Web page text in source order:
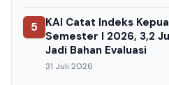
5
KAI Catat Indeks
Semester I 2026, 3,2
Jadi Bahan Evaluasi
31 Juli 2026